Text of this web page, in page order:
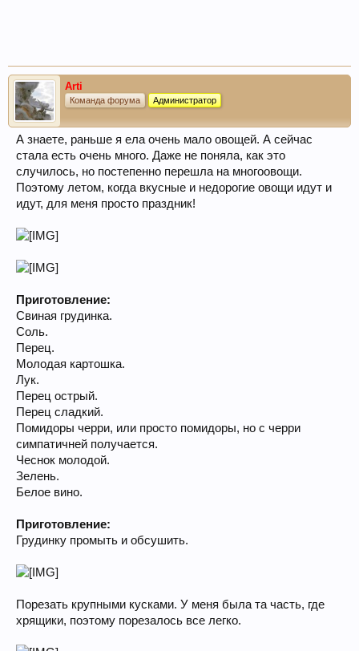
Arti
Команда форума Администратор
А знаете, раньше я ела очень мало овощей. А сейчас
стала есть очень много. Даже не поняла, как это
случилось, но постепенно перешла на многоовощи.
Поэтому летом, когда вкусные и недорогие овощи идут и
идут, для меня просто праздник!
Приготовление:
Свиная грудинка.
Соль.
Перец.
Молодая картошка.
Лук.
Перец острый.
Перец сладкий.
Помидоры черри, или просто помидоры, но с черри
симпатичней получается.
Чеснок молодой.
Зелень.
Белое вино.
Приготовление:
Грудинку промыть и обсушить.
Порезать крупными кусками. У меня была та часть, где
хрящики, поэтому порезалось все легко.